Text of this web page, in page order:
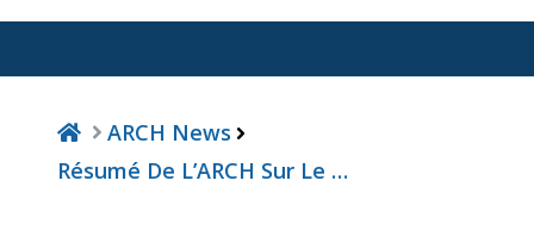
ARCH News
Résumé De L’ARCH Sur Le …